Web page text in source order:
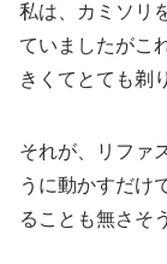
私は、カミソリ
ていましたがこ
きくてとても剃
それが、リファ
うに動かすだけ
ることも無さそ